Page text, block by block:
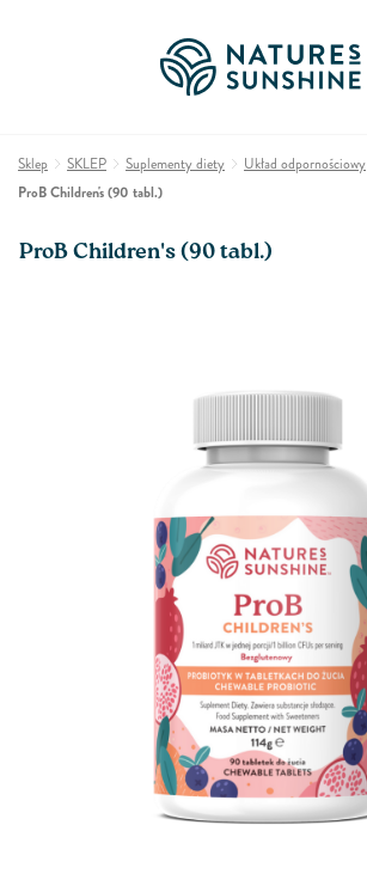
Sklep SKLEP Suplementy diety
Układ odpornościowy
ProB Children's (90 tabl.)
ProB Children's (90 tabl.)